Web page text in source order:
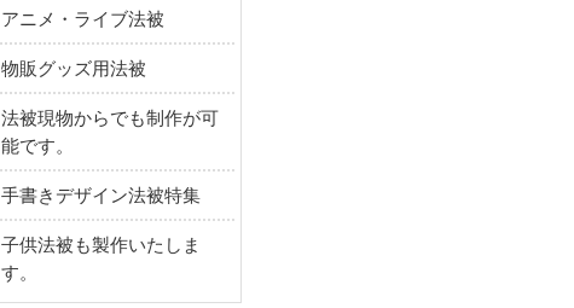
アニメ・ライブ法被
物販グッズ用法被
法被現物からでも制作が可
能です。
手書きデザイン法被特集
子供法被も製作いたしま
す。